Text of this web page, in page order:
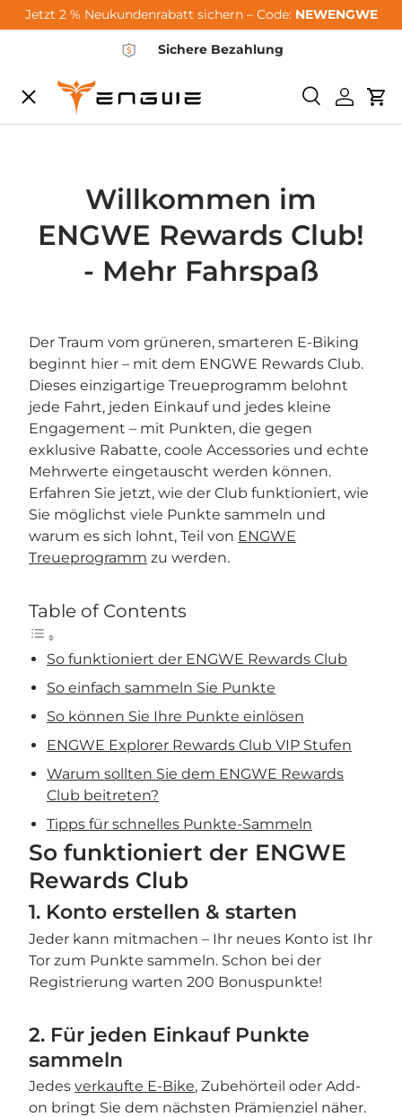
Zum Inhalt springen
Jetzt 2 % Neukundenrabatt sichern – Code: NEWENGWE
Sichere Bezahlung
Suchen
Speisekarte
City-Sale
E-Bikes
Support
Willkommen im
ENGWE Rewards Club!
- Mehr Fahrspaß
Der Traum vom grüneren, smarteren E-Biking
beginnt hier – mit dem ENGWE Rewards Club.
Dieses einzigartige Treueprogramm belohnt
jede Fahrt, jeden Einkauf und jedes kleine
Engagement – mit Punkten, die gegen
exklusive Rabatte, coole Accessories und echte
Mehrwerte eingetauscht werden können.
Erfahren Sie jetzt, wie der Club funktioniert, wie
Sie möglichst viele Punkte sammeln und
warum es sich lohnt, Teil von ENGWE
Treueprogramm zu werden.
Table of Contents
So funktioniert der ENGWE Rewards Club
So einfach sammeln Sie Punkte
So können Sie Ihre Punkte einlösen
ENGWE Explorer Rewards Club VIP Stufen
Warum sollten Sie dem ENGWE Rewards
Club beitreten?
Tipps für schnelles Punkte-Sammeln
So funktioniert der ENGWE
Rewards Club
1. Konto erstellen & starten
Jeder kann mitmachen – Ihr neues Konto ist Ihr
Tor zum Punkte sammeln. Schon bei der
Registrierung warten 200 Bonuspunkte!
2. Für jeden Einkauf Punkte
sammeln
Jedes verkaufte E-Bike, Zubehörteil oder Add-
on bringt Sie dem nächsten Prämienziel näher.